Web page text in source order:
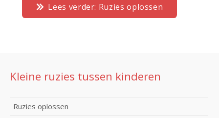
Lees verder: Ruzies oplossen
Kleine ruzies tussen kinderen
Ruzies oplossen